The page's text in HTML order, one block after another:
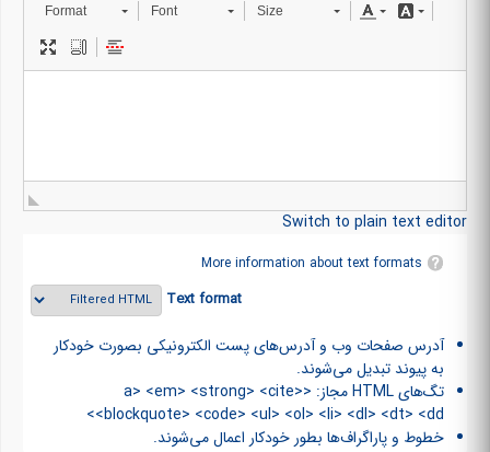
Format Font Size
Switch to plain text editor
More information about text formats
Text format
آدرس صفحات وب و آدرس‌های پست الکترونیکی بصورت خودکار
به پیوند تبدیل می‌شوند.
تگ‌های HTML مجاز: <a> <em> <strong> <cite>
<blockquote> <code> <ul> <ol> <li> <dl> <dt> <dd>
خطوط و پاراگراف‌ها بطور خودکار اعمال می‌شوند.